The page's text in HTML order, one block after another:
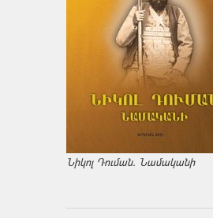
Նիկոլ Դուման. Նամականի